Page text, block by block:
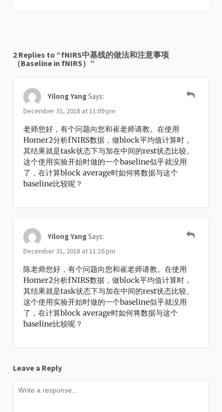
2 Replies to “fNIRS中基线的做法和注意事项
（Baseline in fNIRS）”
Yilong YangSays:
December 31, 2018 at 11:09 pm
老师您好，有个问题向您和崔老师请教。在使用
Homer2分析fNIRS数据，做block平均值计算时，
其结果就是task状态下与加在中间的rest状态比较。
这个使用实验开始时做的一个baseline似乎就没用
了，在计算block average时如何将数据与这个
baseline比较呢？
Yilong YangSays:
December 31, 2018 at 11:16 pm
陈老师您好，有个问题向您和崔老师请教。在使用
Homer2分析fNIRS数据，做block平均值计算时，
其结果就是task状态下与加在中间的rest状态比较。
这个使用实验开始时做的一个baseline似乎就没用
了，在计算block average时如何将数据与这个
baseline比较呢？
Leave a Reply